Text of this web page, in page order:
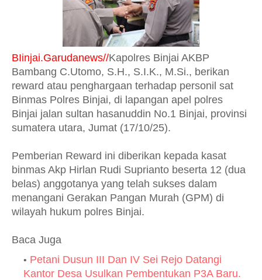
BIinjai.Garudanews//Kapolres Binjai AKBP
Bambang C.Utomo, S.H., S.I.K., M.Si., berikan
reward atau penghargaan terhadap personil sat
Binmas Polres Binjai, di lapangan apel polres
Binjai jalan sultan hasanuddin No.1 Binjai, provinsi
sumatera utara, Jumat (17/10/25).
Pemberian Reward ini diberikan kepada kasat
binmas Akp Hirlan Rudi Suprianto beserta 12 (dua
belas) anggotanya yang telah sukses dalam
menangani Gerakan Pangan Murah (GPM) di
wilayah hukum polres Binjai.
Baca Juga
Petani Dusun III Dan IV Sei Rejo Datangi
Kantor Desa Usulkan Pembentukan P3A Baru.